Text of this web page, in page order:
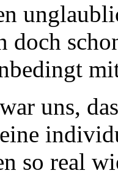
doch
uns,
so real